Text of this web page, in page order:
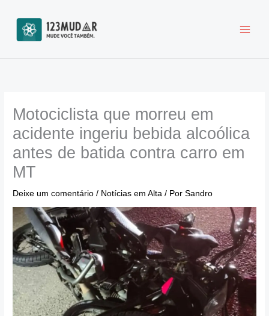
para
conteúdo
Motociclista que morreu em
acidente ingeriu bebida alcoólica
antes de batida contra carro em
MT
Deixe um comentário / Notícias em Alta / PorSandro